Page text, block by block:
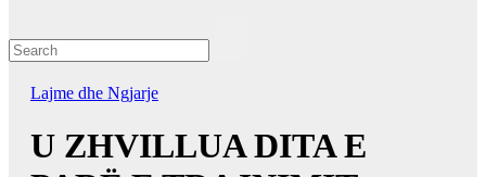
Lajme dhe Ngjarje
U ZHVILLUA DITA E